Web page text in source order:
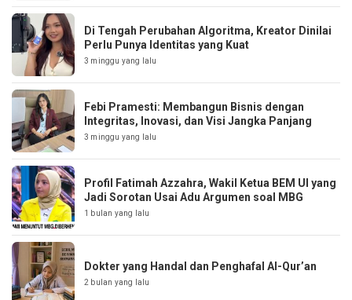
Di Tengah Perubahan Algoritma, Kreator Dinilai
Perlu Punya Identitas yang Kuat
3 minggu yang lalu
Febi Pramesti: Membangun Bisnis dengan
Integritas, Inovasi, dan Visi Jangka Panjang
3 minggu yang lalu
Profil Fatimah Azzahra, Wakil Ketua BEM UI yang
Jadi Sorotan Usai Adu Argumen soal MBG
1 bulan yang lalu
Dokter yang Handal dan Penghafal Al-Qur’an
2 bulan yang lalu